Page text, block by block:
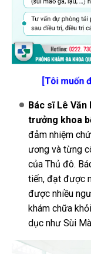
[Tôi muốn
Bác sĩ Lê
trưởng khoa
đảm nhiệm
ương và từng
của Thủ đô.
tiến, đạt được
được nhiều
khám chữa
dục như Sùi